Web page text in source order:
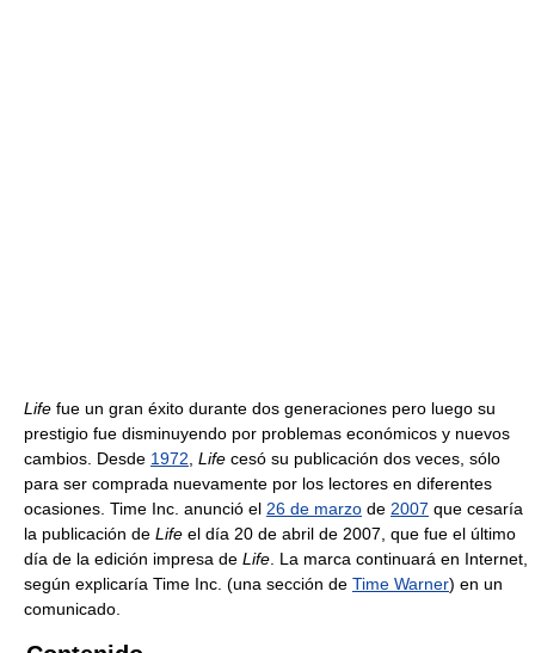
Life fue un gran éxito durante dos generaciones pero luego su
prestigio fue disminuyendo por problemas económicos y nuevos
cambios. Desde 1972, Life cesó su publicación dos veces, sólo
para ser comprada nuevamente por los lectores en diferentes
ocasiones. Time Inc. anunció el 26 de marzo de 2007 que cesaría
la publicación de Life el día 20 de abril de 2007, que fue el último
día de la edición impresa de Life. La marca continuará en Internet,
según explicaría Time Inc. (una sección de Time Warner) en un
comunicado.